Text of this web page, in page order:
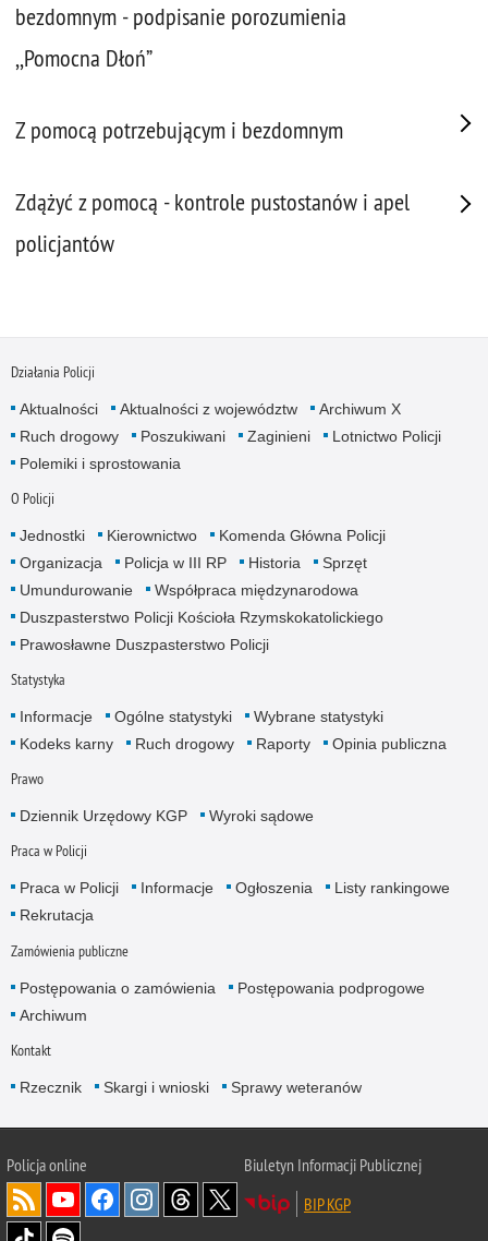
bezdomnym - podpisanie porozumienia
,,Pomocna Dłoń”
Z pomocą potrzebującym i bezdomnym
Zdążyć z pomocą - kontrole pustostanów i apel
policjantów
Działania Policji
Aktualności Aktualności z województw
Archiwum X
Ruch drogowy
Poszukiwani Zaginieni
Lotnictwo Policji
Polemiki i sprostowania
O Policji
Jednostki Kierownictwo
Komenda Główna Policji
Organizacja
Policja w III RP Historia
Sprzęt
Umundurowanie
Współpraca międzynarodowa
Duszpasterstwo Policji Kościoła Rzymskokatolickiego
Prawosławne Duszpasterstwo Policji
Statystyka
Informacje Ogólne statystyki
Wybrane statystyki
Kodeks karny
Ruch drogowy Raporty Opinia publiczna
Prawo
Dziennik Urzędowy KGP Wyroki sądowe
Praca w Policji
Praca w Policji Informacje Ogłoszenia
Listy rankingowe
Rekrutacja
Zamówienia publiczne
Postępowania o zamówienia
Postępowania podprogowe
Archiwum
Kontakt
Rzecznik Skargi i wnioski Sprawy weteranów
Policjaonline
Biuletyn Informacji Publicznej
BIP KGP